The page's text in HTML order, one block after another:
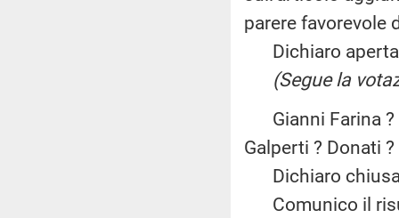
parere favorevole
Dichiaro aperta
(Segue la
Gianni Farina ?
Galperti ? Donati ?
Dichiaro chiusa
Comunico il